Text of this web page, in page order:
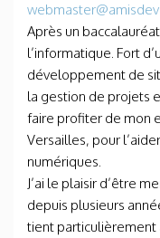
Après un
l’informatique. Fort
développement de
la gestion de projets
faire profiter de mon
Versailles, pour
numériques.
J’ai le plaisir d’être
depuis plusieurs
tient particulièrement